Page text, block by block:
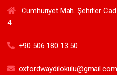
Cumhuriyet Mah. Şehitler
4
+90 506 180 13 50
oxfordwaydilokulu@gmail.com